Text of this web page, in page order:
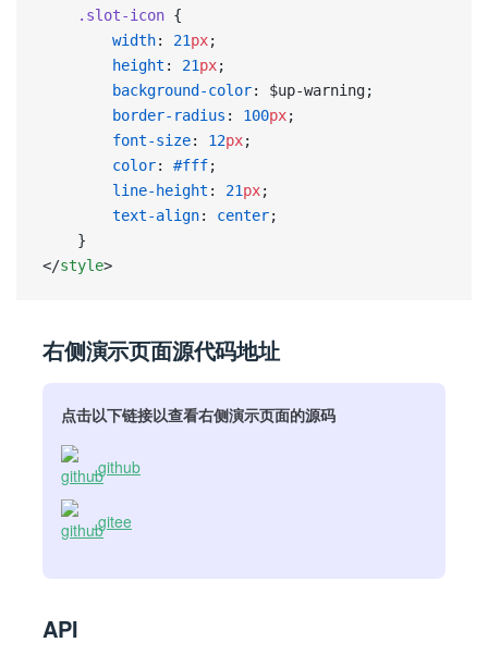
	.slot-icon
{
		width
: 21px;
		height
: 21px;
		background-color
: $up-warning;
		border-radius
: 100px;
		font-size
: 12px;
		color
: #fff;
		line-height
: 21px;
		text-align
: center;
	}
</style>
右侧演示页面源代码地址
点击以下链接以查看右侧演示页面的源码
github
gitee
API